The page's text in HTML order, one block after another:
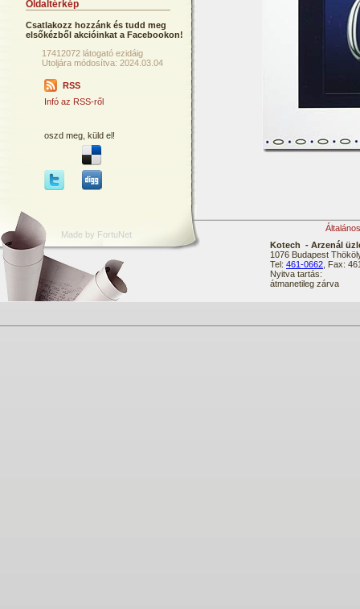
Oldaltérkép
Csatlakozz hozzánk és tudd meg
elsőkézből akcióinkat a Facebookon!
17412072 látogató ezidáig
Utoljára módosítva: 2024.03.04
RSS
Infó az RSS-ről
oszd meg, küld el!
Made by FortuNet
Kotech - Arzenál
1076 Budapest
Tel: 461-0662 , Fax:
Nyitva tartás:
átmanetileg zárva